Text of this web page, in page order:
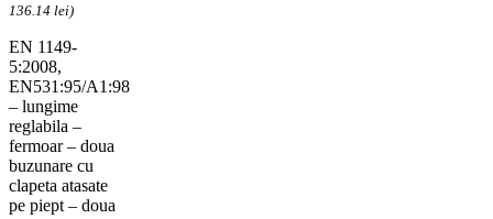
136.14 lei)
EN 1149-
5:2008,
EN531:95/A1:98
– lungime
reglabila –
fermoar – doua
buzunare cu
clapeta atasate
pe piept – doua